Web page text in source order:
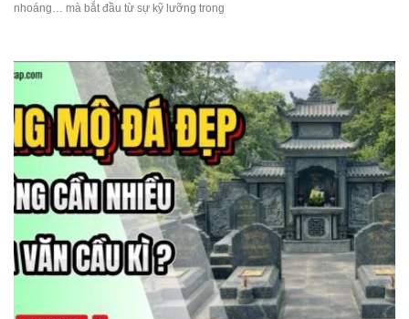
nhoáng… mà bắt đầu từ sự kỹ lưỡng trong